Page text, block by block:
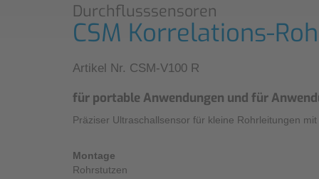
Case Studies
Kanalnetz
Kläranlagen
Wasserversorgung
Fließgewässer
Know-How
Partner und Verbände
Geschichte
Durchflusssensoren
CSM Korrelations-
Artikel Nr. CSM-V100 R
für portable Anwendungen und für
Präziser Ultraschallsensor für kleine Rohrleitungen
Montage
Rohrstutzen